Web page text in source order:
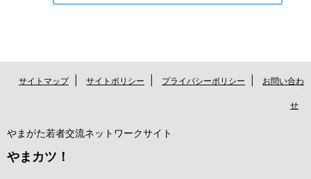
サイトマップ サイトポリシー プライバシーポリシー お問い合わ
せ
やまがた若者交流ネットワークサイト
やまカツ！